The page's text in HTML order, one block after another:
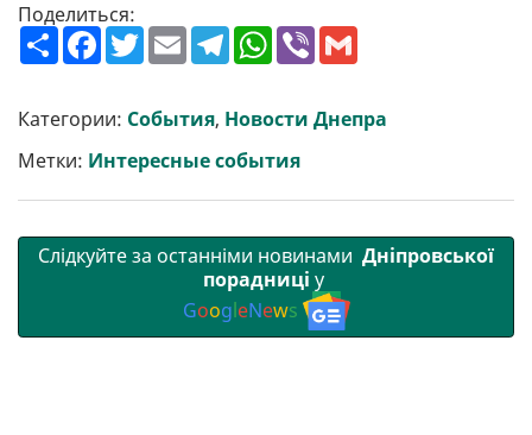
Поделиться:
П
о
р
и
т
и
F
a
b
o
o
k
T
w
t
e
r
E
m
l
T
e
g
r
a
m
W
h
s
A
p
p
V
r l
Категории: События, Новости Днепра
Метки: Интересные события
Слідкуйте за останніми новинами Дніпровської
порадниці у
GoogleNews